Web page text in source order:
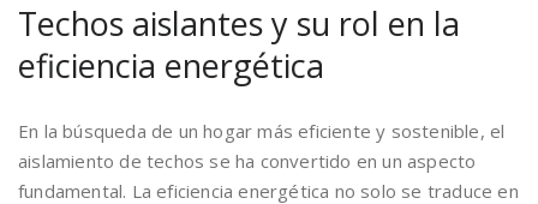
Techos aislantes y su rol en la
eficiencia energética
En la búsqueda de un hogar más eficiente y sostenible, el
aislamiento de techos se ha convertido en un aspecto
fundamental. La eficiencia energética no solo se traduce en